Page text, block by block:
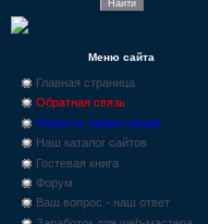
Меню сайта
Главная страница
Обратная связь
Новости, промо-акции
Наш каталог сайтов
Гостевая книга
Форум
Ваш вопрос - наш ответ